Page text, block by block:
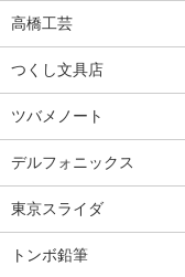
高橋工芸
つくし文具店
ツバメノート
デルフォニックス
東京スライダ
トンボ鉛筆